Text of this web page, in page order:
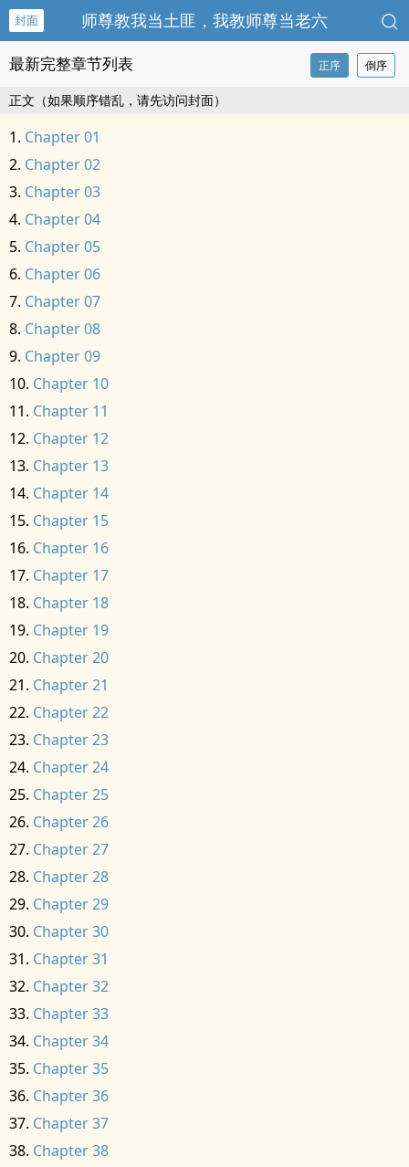
封面 师尊教我当土匪，我教师尊当老六
最新完整章节列表 正序 倒序
正文（如果顺序错乱，请先访问封面）
Chapter 01
Chapter 02
Chapter 03
Chapter 04
Chapter 05
Chapter 06
Chapter 07
Chapter 08
Chapter 09
Chapter 10
Chapter 11
Chapter 12
Chapter 13
Chapter 14
Chapter 15
Chapter 16
Chapter 17
Chapter 18
Chapter 19
Chapter 20
Chapter 21
Chapter 22
Chapter 23
Chapter 24
Chapter 25
Chapter 26
Chapter 27
Chapter 28
Chapter 29
Chapter 30
Chapter 31
Chapter 32
Chapter 33
Chapter 34
Chapter 35
Chapter 36
Chapter 37
Chapter 38